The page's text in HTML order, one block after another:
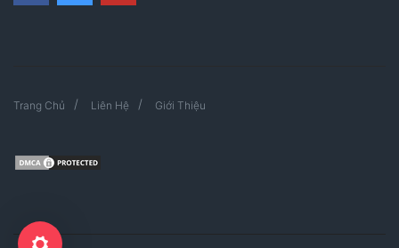
Trang Chủ Liên Hệ Giới Thiệu